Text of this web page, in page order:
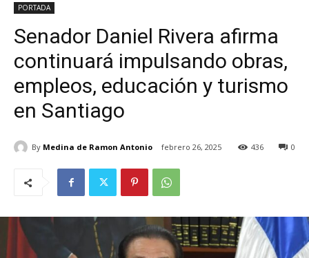
PORTADA
Senador Daniel Rivera afirma
continuará impulsando obras,
empleos, educación y turismo
en Santiago
By Medina de Ramon Antonio febrero 26, 2025 0
436